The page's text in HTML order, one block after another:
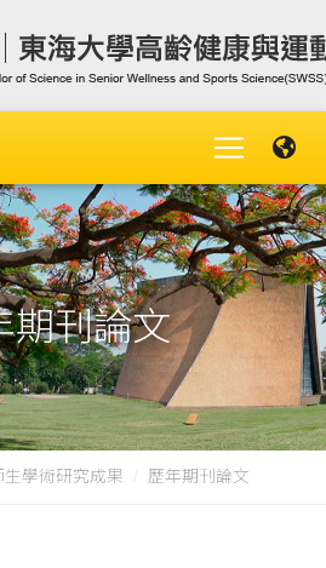
期刊論文
生學術研究成果 歷年期刊論文